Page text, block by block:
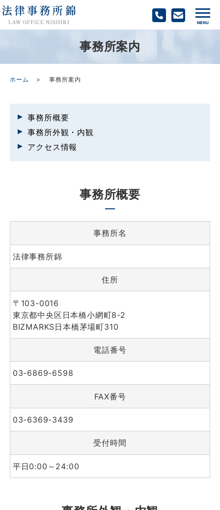
事務所案内
ホーム 事務所案内
事務所概要
事務所外観・内観
アクセス情報
事務所概要
事務所名
法律事務所錦
住所
〒103-0016
東京都中央区日本橋小網町8-2
BIZMARKS日本橋茅場町310
電話番号
03-6869-6598
FAX番号
03-6369-3439
受付時間
平日0:00～24:00